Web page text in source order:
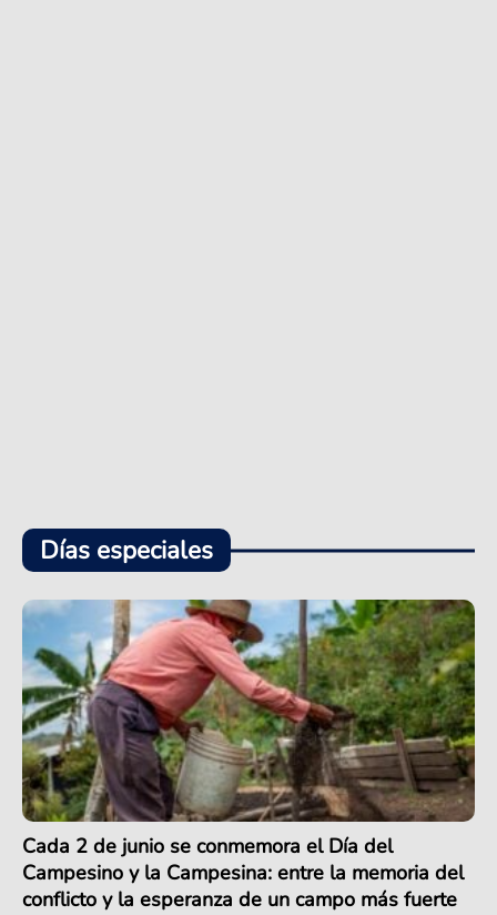
Días especiales
Cada 2 de junio se conmemora el Día del
Campesino y la Campesina: entre la memoria del
conflicto y la esperanza de un campo más fuerte